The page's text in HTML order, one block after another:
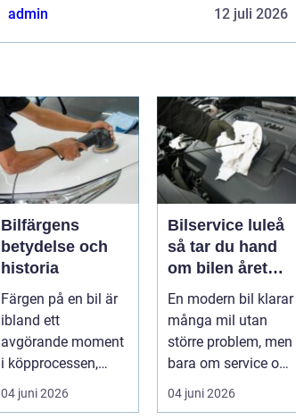
admin 12 juli 2026
Bilfärgens
betydelse och
historia
Färgen på en bil är
ibland ett
avgörande moment
i köpprocessen,
men det ha...
04 juni 2026
Bilservice luleå
så tar du hand
om bilen året
runt
En modern bil klarar
många mil utan
större problem, men
bara om service och
underhåll sköts i tid.
04 juni 2026